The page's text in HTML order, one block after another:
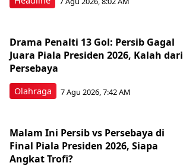
Olahraga
Drama Penalti 13 Gol: Persib Gagal
Juara Piala Presiden 2026, Kalah dari
Persebaya
7 Agu 2026, 7:42 AM
Malam Ini Persib vs Persebaya di
Final Piala Presiden 2026, Siapa
Angkat Trofi?